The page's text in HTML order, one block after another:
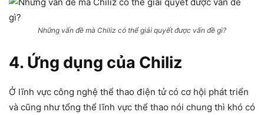
Những vấn đề mà Chiliz có thể giải quyết được vấn đề gì?
4. Ứng dụng của Chiliz
Ở lĩnh vực công nghệ thể thao điện tử có cơ hội phát triển
và cũng như tổng thể lĩnh vực thể thao nói chung thì khó có